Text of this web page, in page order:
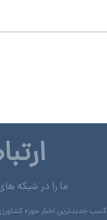
ما را در شبکه
کسب جدیدترین اخبار حوزه